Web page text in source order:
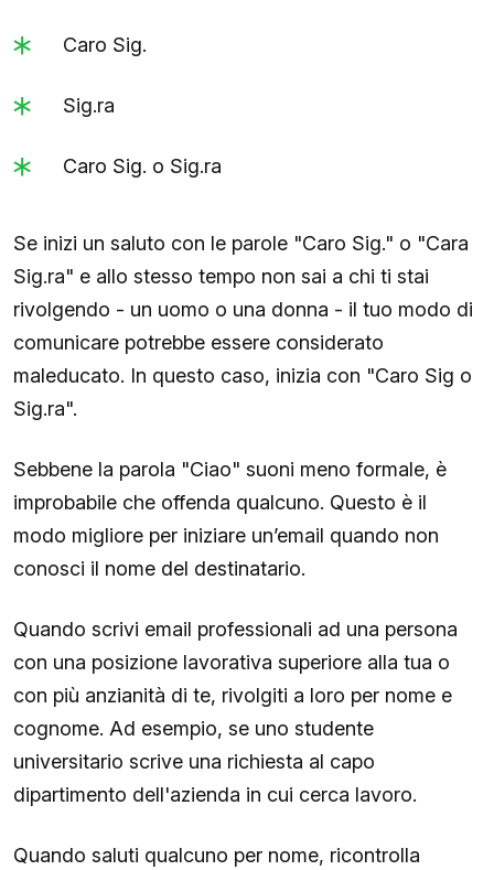
Caro Sig.
Sig.ra
Caro Sig. o Sig.ra
Se inizi un saluto con le parole "Caro Sig." o "Cara
Sig.ra" e allo stesso tempo non sai a chi ti stai
rivolgendo - un uomo o una donna - il tuo modo di
comunicare potrebbe essere considerato
maleducato. In questo caso, inizia con "Caro Sig o
Sig.ra".
Sebbene la parola "Ciao" suoni meno formale, è
improbabile che offenda qualcuno. Questo è il
modo migliore per iniziare un’email quando non
conosci il nome del destinatario.
Quando scrivi email professionali ad una persona
con una posizione lavorativa superiore alla tua o
con più anzianità di te, rivolgiti a loro per nome e
cognome. Ad esempio, se uno studente
universitario scrive una richiesta al capo
dipartimento dell'azienda in cui cerca lavoro.
Quando saluti qualcuno per nome, ricontrolla